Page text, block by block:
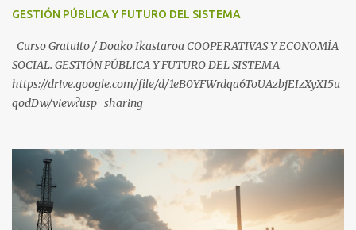
https://whatsapp.com/channel/0029VbBW56k0LKZJWzQyoE1T
SÍGUENOS EN YOUTUBE: https://www.youtube.com/@ekaicenter?
sub_confirmation=1
GESTIÓN PÚBLICA Y FUTURO DEL SISTEMA
Curso Gratuito / Doako Ikastaroa COOPERATIVAS Y ECONOMÍA
SOCIAL. GESTIÓN PÚBLICA Y FUTURO DEL SISTEMA
https://drive.google.com/file/d/1eB0YFWrdqa6ToUAzbjEIzXyXI5u
qodDw/view?usp=sharing